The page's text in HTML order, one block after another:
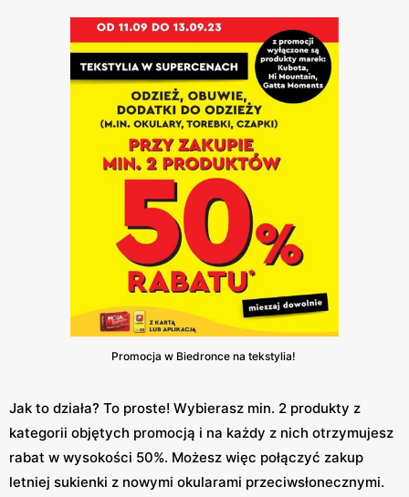
Promocja w Biedronce na tekstylia!
Jak to działa? To proste! Wybierasz min. 2 produkty z
kategorii objętych promocją i na każdy z nich otrzymujesz
rabat w wysokości 50%. Możesz więc połączyć zakup
letniej sukienki z nowymi okularami przeciwsłonecznymi.